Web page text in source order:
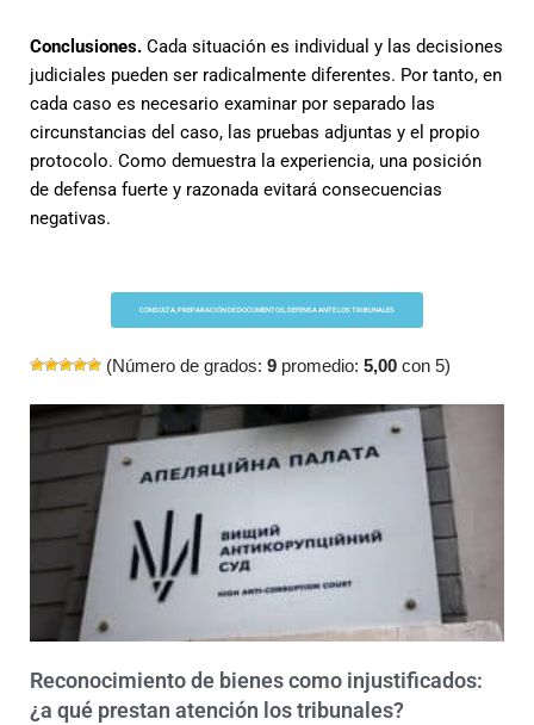
Conclusiones. Cada situación es individual y las decisiones
judiciales pueden ser radicalmente diferentes. Por tanto, en
cada caso es necesario examinar por separado las
circunstancias del caso, las pruebas adjuntas y el propio
protocolo. Como demuestra la experiencia, una posición
de defensa fuerte y razonada evitará consecuencias
negativas.
CONSULTA, PREPARACIÓN DE DOCUMENTOS, DEFENSA ANTE LOS TRIBUNALES
(Número de grados: 9 promedio: 5,00 con 5)
Reconocimiento de bienes como injustificados:
¿a qué prestan atención los tribunales?